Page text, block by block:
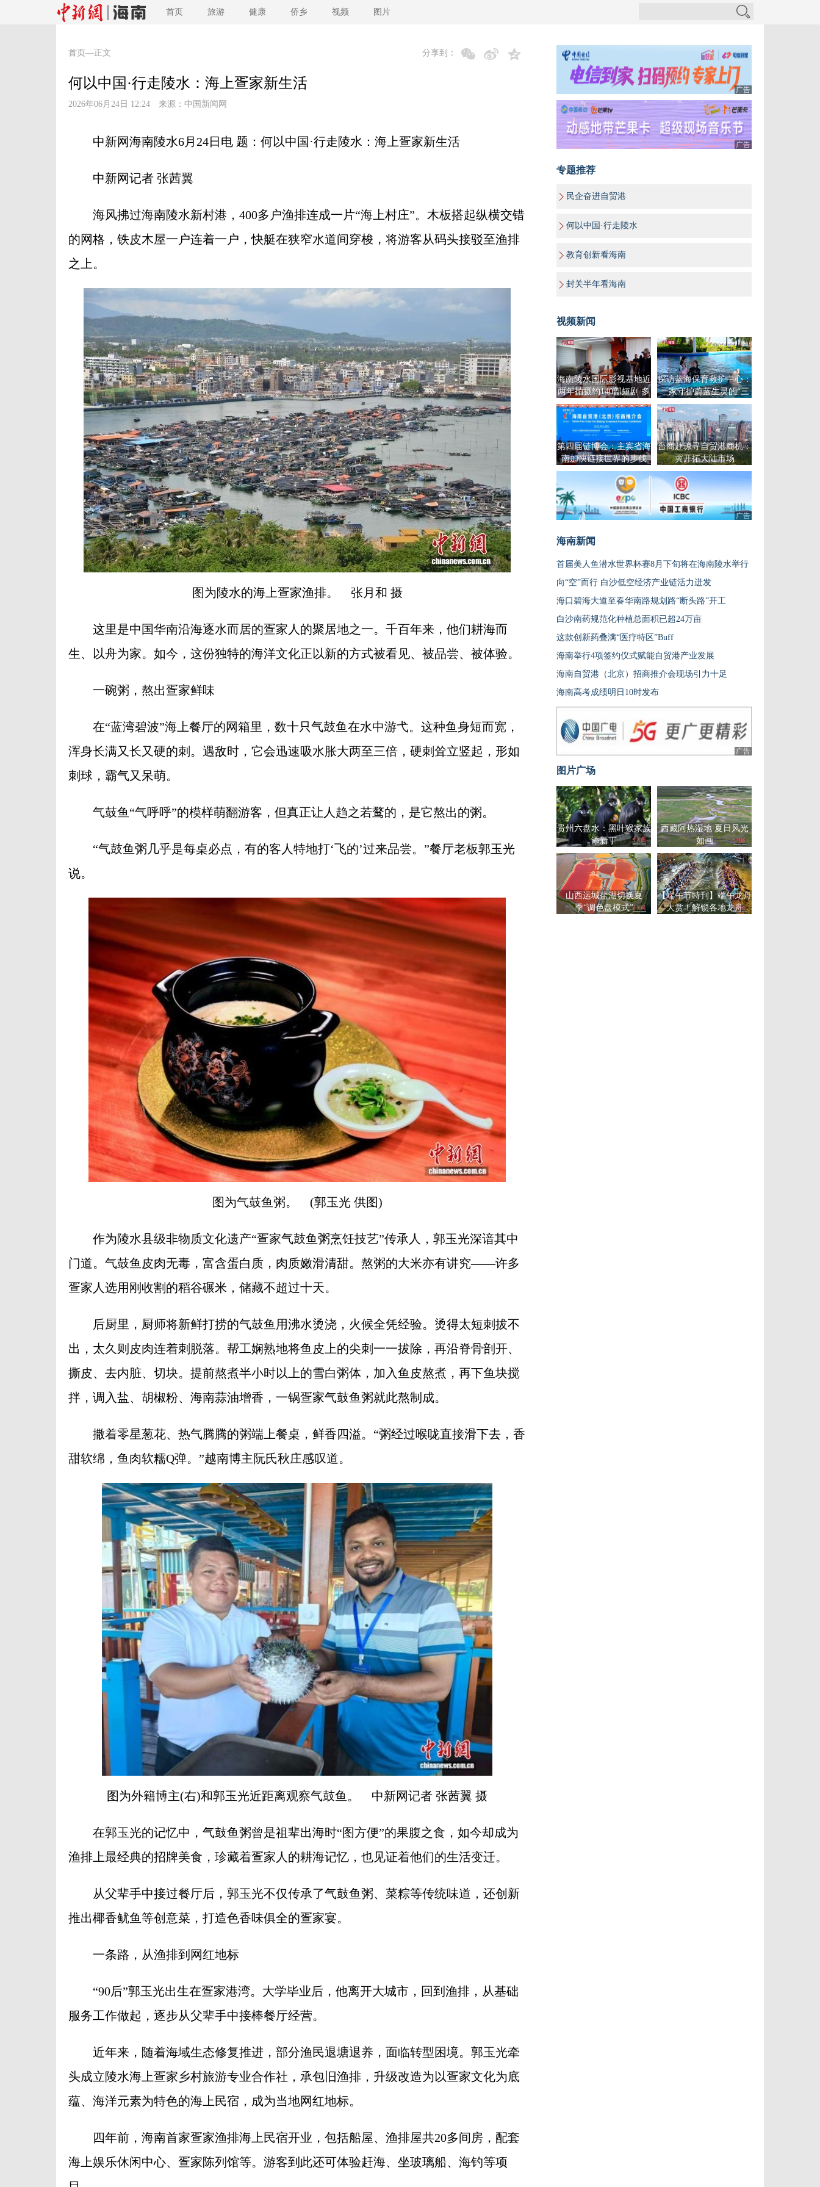
首页 旅游 健康 侨乡 视频 图片
首页 —正文 分享到：
何以中国·行走陵水：海上疍家新生活
2026年06月24日 12:24 来源： 中国新闻网
中新网海南陵水6月24日电 题：何以中国·行走陵水：海上疍家新生活
中新网记者 张茜翼
海风拂过海南陵水新村港，400多户渔排连成一片“海上村庄”。木板搭起纵横交错
的网格，铁皮木屋一户连着一户，快艇在狭窄水道间穿梭，将游客从码头接驳至渔排
之上。
图为陵水的海上疍家渔排。 张月和 摄
这里是中国华南沿海逐水而居的疍家人的聚居地之一。千百年来，他们耕海而
生、以舟为家。如今，这份独特的海洋文化正以新的方式被看见、被品尝、被体验。
一碗粥，熬出疍家鲜味
在“蓝湾碧波”海上餐厅的网箱里，数十只气鼓鱼在水中游弋。这种鱼身短而宽，
浑身长满又长又硬的刺。遇敌时，它会迅速吸水胀大两至三倍，硬刺耸立竖起，形如
刺球，霸气又呆萌。
气鼓鱼“气呼呼”的模样萌翻游客，但真正让人趋之若鹜的，是它熬出的粥。
“气鼓鱼粥几乎是每桌必点，有的客人特地打‘飞的’过来品尝。”餐厅老板郭玉光
说。
图为气鼓鱼粥。 (郭玉光 供图)
作为陵水县级非物质文化遗产“疍家气鼓鱼粥烹饪技艺”传承人，郭玉光深谙其中
门道。气鼓鱼皮肉无毒，富含蛋白质，肉质嫩滑清甜。熬粥的大米亦有讲究——许多
疍家人选用刚收割的稻谷碾米，储藏不超过十天。
后厨里，厨师将新鲜打捞的气鼓鱼用沸水烫浇，火候全凭经验。烫得太短刺拔不
出，太久则皮肉连着刺脱落。帮工娴熟地将鱼皮上的尖刺一一拔除，再沿脊骨剖开、
撕皮、去内脏、切块。提前熬煮半小时以上的雪白粥体，加入鱼皮熬煮，再下鱼块搅
拌，调入盐、胡椒粉、海南蒜油增香，一锅疍家气鼓鱼粥就此熬制成。
撒着零星葱花、热气腾腾的粥端上餐桌，鲜香四溢。“粥经过喉咙直接滑下去，香
甜软绵，鱼肉软糯Q弹。”越南博主阮氏秋庄感叹道。
图为外籍博主(右)和郭玉光近距离观察气鼓鱼。 中新网记者 张茜翼 摄
在郭玉光的记忆中，气鼓鱼粥曾是祖辈出海时“图方便”的果腹之食，如今却成为
渔排上最经典的招牌美食，珍藏着疍家人的耕海记忆，也见证着他们的生活变迁。
从父辈手中接过餐厅后，郭玉光不仅传承了气鼓鱼粥、菜粽等传统味道，还创新
推出椰香鱿鱼等创意菜，打造色香味俱全的疍家宴。
一条路，从渔排到网红地标
“90后”郭玉光出生在疍家港湾。大学毕业后，他离开大城市，回到渔排，从基础
服务工作做起，逐步从父辈手中接棒餐厅经营。
近年来，随着海域生态修复推进，部分渔民退塘退养，面临转型困境。郭玉光牵
头成立陵水海上疍家乡村旅游专业合作社，承包旧渔排，升级改造为以疍家文化为底
蕴、海洋元素为特色的海上民宿，成为当地网红地标。
四年前，海南首家疍家渔排海上民宿开业，包括船屋、渔排屋共20多间房，配套
海上娱乐休闲中心、疍家陈列馆等。游客到此还可体验赶海、坐玻璃船、海钓等项
广告
广告
专题推荐
民企奋进自贸港
何以中国·行走陵水
教育创新看海南
封关半年看海南
视频新闻
海南陵水国际影视基地近
两年拍摄约140部短剧 多
部发行海外
探访蓝海保育救护中心：
一家守护蔚蓝生灵的“三
甲医院”
第四届链博会：主宾省海
南加快链接世界的步伐
台商赴琼寻自贸港商机：
冀开拓大陆市场
广告
海南新闻
首届美人鱼潜水世界杯赛8月下旬将在海南陵水举行
向“空”而行 白沙低空经济产业链活力迸发
海口碧海大道至春华南路规划路“断头路”开工
白沙南药规范化种植总面积已超24万亩
这款创新药叠满“医疗特区”Buff
海南举行4项签约仪式赋能自贸港产业发展
海南自贸港（北京）招商推介会现场引力十足
海南高考成绩明日10时发布
广告
图片广场
贵州六盘水：黑叶猴家族
添新丁
西藏阿热湿地 夏日风光
如画
山西运城盐湖切换夏
季“调色盘模式”
【端午节特刊】端午龙舟
大赏！解锁各地龙舟